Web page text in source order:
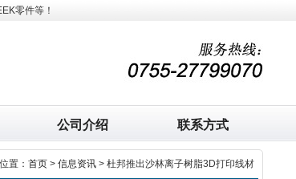
零件等！
公司介绍 联系方式
置： 首页 > 信息资讯 > 杜邦推出沙林离子树脂3D打印线材